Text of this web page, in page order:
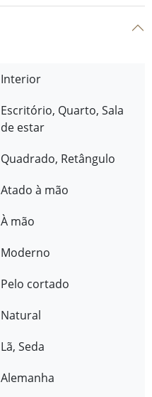
Interior
Escritório, Quarto, Sala
de estar
Quadrado, Retângulo
Atado à mão
À mão
Moderno
Pelo cortado
Natural
Lã, Seda
Alemanha